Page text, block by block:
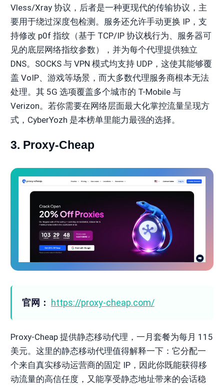
Vless/Xray 协议，后者是一种更现代的传输协议，主
要用于绕过深度包检测。服务还允许手动更换 IP，支
持修改 p0f 指纹（基于 TCP/IP 协议栈行为、服务器可
见的底层网络指纹参数），并为每个代理提供独立
DNS。SOCKS 与 VPN 模式均支持 UDP，这使其能够覆
盖 VoIP、游戏等场景，而大多数代理服务商根本无法
处理。其 5G 选项覆盖多个城市的 T-Mobile 与
Verizon。若你需要在网络层面最大化掌控流量呈现方
式，CyberYozh 是本榜单里能力最强的选择。
3. Proxy-Cheap
官网： https://proxy-cheap.com/
Proxy-Cheap 提供静态移动代理，一月套餐为每月 115
美元。这里的静态移动代理值得解释一下：它分配一
个来自真实移动运营商的固定 IP，因此你既能获得移
动流量的高信任度，又能享受静态地址带来的会话稳